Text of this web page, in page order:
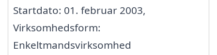
Startdato: 01. februar 2003,
Virksomhedsform:
Enkeltmandsvirksomhed